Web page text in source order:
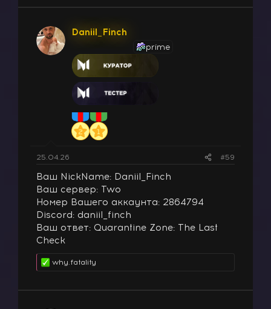
Daniil_Finch
prime
25.04.26 #59
Ваш NickName: Daniil_Finch
Ваш сервер: Two
Номер Вашего аккаунта: 2864794
Discord: daniil_finch
Ваш ответ: Quarantine Zone: The Last
Check
Р
why.fatality